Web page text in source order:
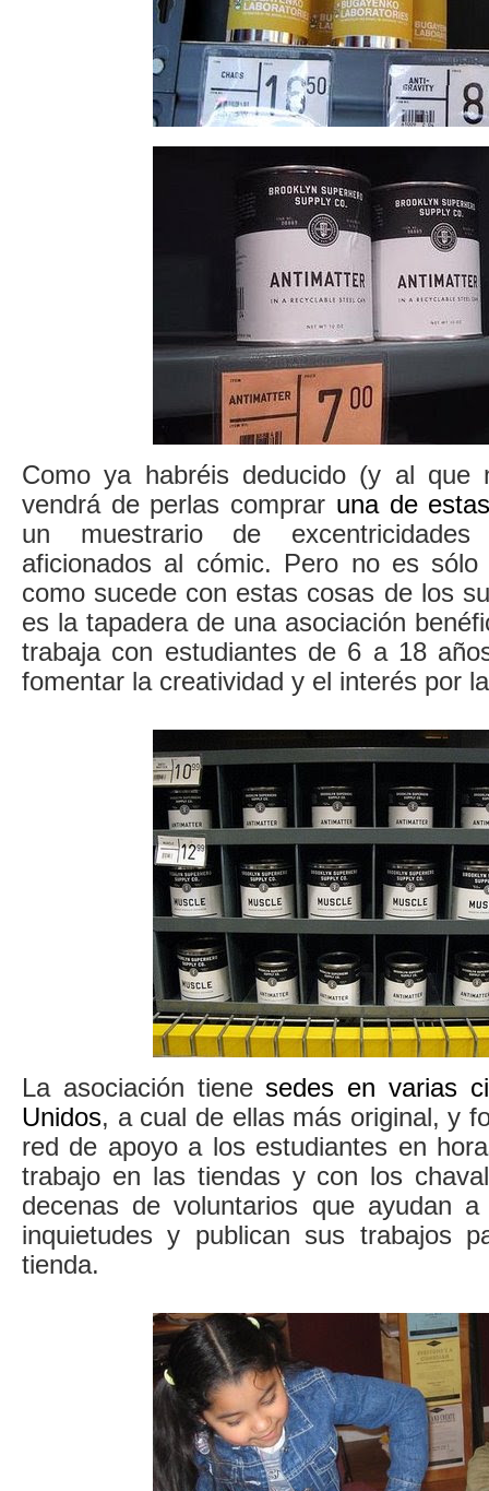
Como ya habréis deducido (y al que
vendrá de perlas comprar una de
un muestrario de
aficionados al cómic. Pero no es
como sucede con estas cosas de los
es la tapadera de una asociación
trabaja con estudiantes de 6 a 18
fomentar la creatividad y el interés por
La asociación tiene sedes en varias
Unidos, a cual de ellas más original, y
red de apoyo a los estudiantes en
trabajo en las tiendas y con los
decenas de voluntarios que ayudan
inquietudes y publican sus trabajos
tienda.